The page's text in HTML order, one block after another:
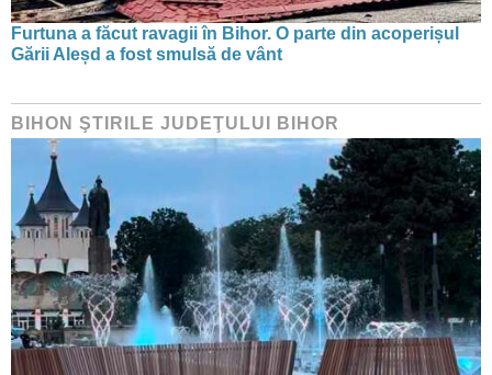
Furtuna a făcut ravagii în Bihor. O parte din acoperișul
Gării Aleșd a fost smulsă de vânt
BIHON ŞTIRILE JUDEŢULUI BIHOR